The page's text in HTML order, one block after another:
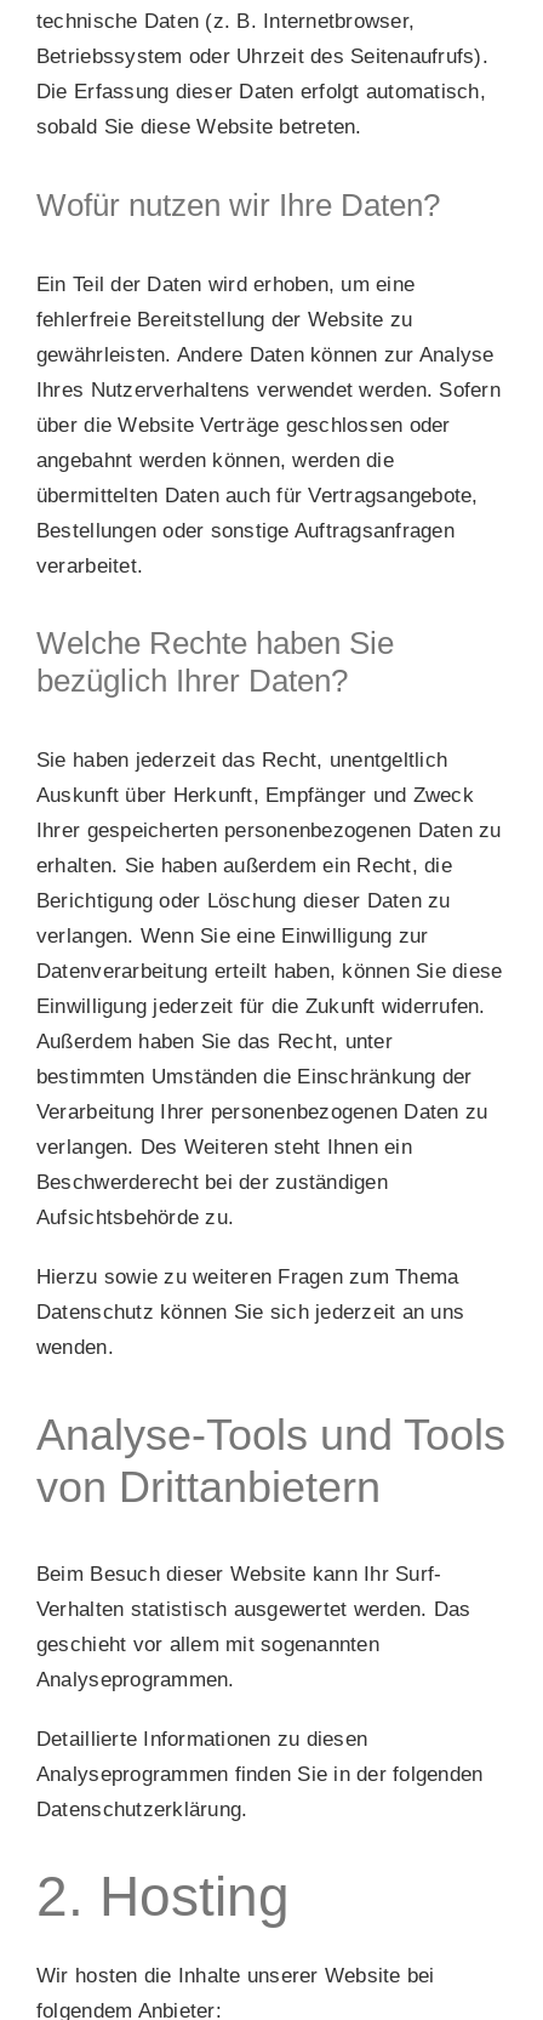
technische Daten (z. B. Internetbrowser,
Betriebssystem oder Uhrzeit des Seitenaufrufs).
Die Erfassung dieser Daten erfolgt automatisch,
sobald Sie diese Website betreten.
Wofür nutzen wir Ihre Daten?
Ein Teil der Daten wird erhoben, um eine
fehlerfreie Bereitstellung der Website zu
gewährleisten. Andere Daten können zur Analyse
Ihres Nutzerverhaltens verwendet werden. Sofern
über die Website Verträge geschlossen oder
angebahnt werden können, werden die
übermittelten Daten auch für Vertragsangebote,
Bestellungen oder sonstige Auftragsanfragen
verarbeitet.
Welche Rechte haben Sie
bezüglich Ihrer Daten?
Sie haben jederzeit das Recht, unentgeltlich
Auskunft über Herkunft, Empfänger und Zweck
Ihrer gespeicherten personenbezogenen Daten zu
erhalten. Sie haben außerdem ein Recht, die
Berichtigung oder Löschung dieser Daten zu
verlangen. Wenn Sie eine Einwilligung zur
Datenverarbeitung erteilt haben, können Sie diese
Einwilligung jederzeit für die Zukunft widerrufen.
Außerdem haben Sie das Recht, unter
bestimmten Umständen die Einschränkung der
Verarbeitung Ihrer personenbezogenen Daten zu
verlangen. Des Weiteren steht Ihnen ein
Beschwerderecht bei der zuständigen
Aufsichtsbehörde zu.
Hierzu sowie zu weiteren Fragen zum Thema
Datenschutz können Sie sich jederzeit an uns
wenden.
Analyse-Tools und Tools
von Dritt­anbietern
Beim Besuch dieser Website kann Ihr Surf-
Verhalten statistisch ausgewertet werden. Das
geschieht vor allem mit sogenannten
Analyseprogrammen.
Detaillierte Informationen zu diesen
Analyseprogrammen finden Sie in der folgenden
Datenschutzerklärung.
2. Hosting
Wir hosten die Inhalte unserer Website bei
folgendem Anbieter: